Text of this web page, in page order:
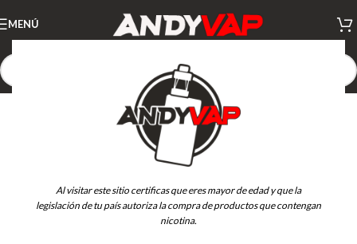
Al visitar este sitio certificas que eres mayor de edad y que la
legislación de tu país autoriza la compra de productos que contengan
nicotina.
MENÚ